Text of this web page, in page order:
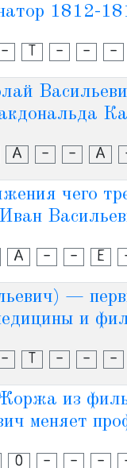
1812-
- Т - - -
А - - А
чего
А - - Е
—
и
- Т - - -
из
меняет
О - - -